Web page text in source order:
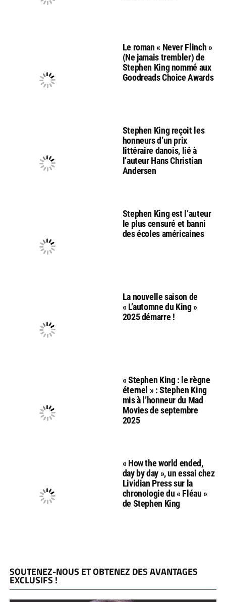
Le roman « Never Flinch »
(Ne jamais trembler) de
Stephen King nommé aux
Goodreads Choice Awards
Stephen King reçoit les
honneurs d’un prix
littéraire danois, lié à
l’auteur Hans Christian
Andersen
Stephen King est l’auteur
le plus censuré et banni
des écoles américaines
La nouvelle saison de
« L’automne du King »
2025 démarre !
« Stephen King : le règne
éternel » : Stephen King
mis à l’honneur du Mad
Movies de septembre
2025
« How the world ended,
day by day », un essai chez
Lividian Press sur la
chronologie du « Fléau »
de Stephen King
SOUTENEZ-NOUS ET OBTENEZ DES AVANTAGES
EXCLUSIFS !